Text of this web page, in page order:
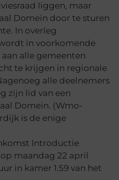
liggen, maar
Domein door te sturen
In overleg
in voorkomende
alle gemeenten
te krijgen in regionale
alle deelnemers
zijn lid van een
Domein. (Wmo-
is de enige
Introductie
maandag 22 april
in kamer 1.59 van het